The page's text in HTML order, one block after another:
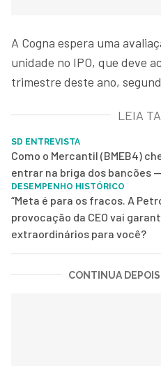
A Cogna espera uma
unidade no IPO, que deve
trimestre deste ano,
LEIA
SD ENTREVISTA
Como o Mercantil (BMEB4)
entrar na briga dos bancões
DESEMPENHO HISTÓRICO
“Meta é para os fracos. A
provocação da CEO vai
extraordinários para você?
CONTINUA